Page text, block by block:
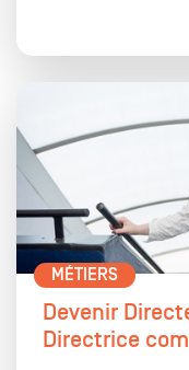
MÉTIERS
Devenir
Directrice